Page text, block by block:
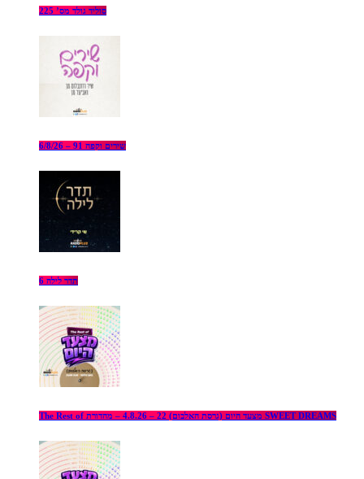
סוליד גולד מס’ 225
שירים וקפה 91 – 6/8/26
תדר לילה 6
The Rest of מצעד היום (גרסת האלבום) 22 – 4.8.26 – מהדורת SWEET DREAMS